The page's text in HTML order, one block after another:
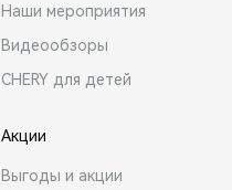
Наши мероприятия
Видеообзоры
CHERY для детей
Акции
Выгоды и акции